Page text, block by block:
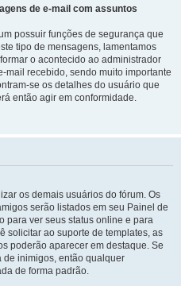
de e-mail com assuntos
possuir funções de segurança que
tipo de mensagens, lamentamos
o acontecido ao administrador
mail recebido, sendo muito importante
se os detalhes do usuário que
então agir em conformidade.
os demais usuários do fórum. Os
serão listados em seu Painel de
para ver seus status online e para
solicitar ao suporte de templates, as
poderão aparecer em destaque. Se
de inimigos, então qualquer
de forma padrão.